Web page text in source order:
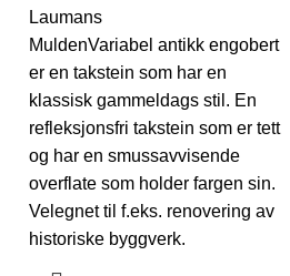
Laumans
MuldenVariabel antikk engobert
er en takstein som har en
klassisk gammeldags stil. En
refleksjonsfri takstein som er tett
og har en smussavvisende
overflate som holder fargen sin.
Velegnet til f.eks. renovering av
historiske byggverk.